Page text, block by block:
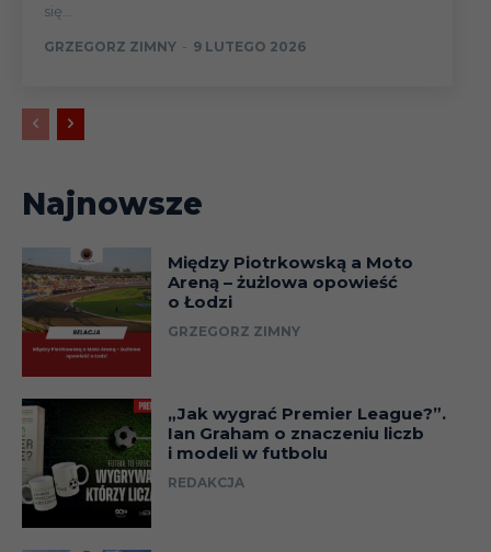
się...
GRZEGORZ ZIMNY - 9 LUTEGO 2026
Najnowsze
Między Piotrkowską a Moto
Areną – żużlowa opowieść
o Łodzi
GRZEGORZ ZIMNY
„Jak wygrać Premier League?”.
Ian Graham o znaczeniu liczb
i modeli w futbolu
REDAKCJA